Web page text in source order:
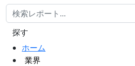
ホーム
業界
探す